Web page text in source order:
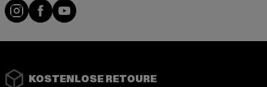
Instagram
FacebookYouTube
KOSTENLOSE RETOURE